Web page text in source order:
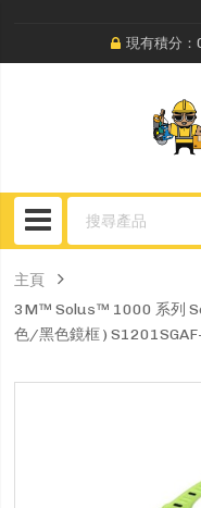
現有積分
主頁
3M™ Solus™ 1000 系列
色/黑色鏡框 )